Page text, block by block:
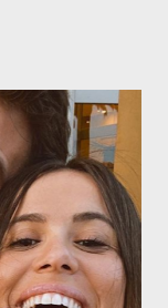
Pagés nos
en RCE
de 17 a 18
La cita ,en el
a figuras
y medios
el lema “Cien